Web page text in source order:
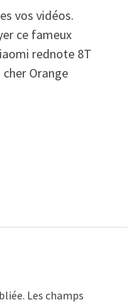
vos vidéos.
ce fameux
rednote 8T
Orange
Les champs